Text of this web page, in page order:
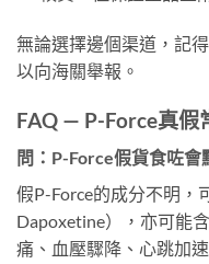
無論選擇邊個渠道，記
以向海關舉報。
FAQ — P-Force真假
問：P-Force假貨食咗會
假P-Force的成分不明，
Dapoxetine），亦可能
痛、血壓驟降、心跳加